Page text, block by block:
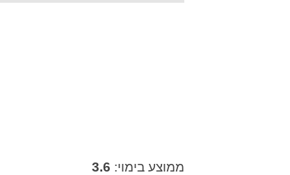
ממוצע בימוי: 3.6